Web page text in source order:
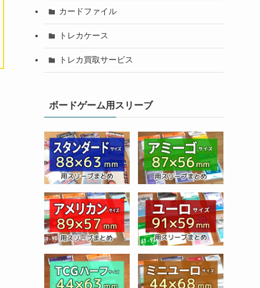
カードファイル
トレカケース
トレカ買取サービス
ボードゲーム用スリーブ